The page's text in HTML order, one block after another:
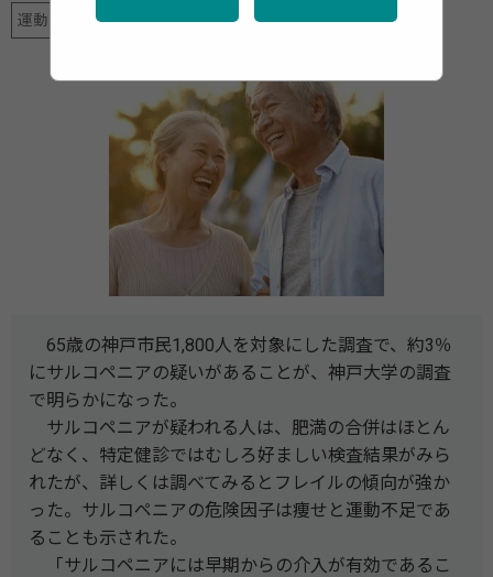
運動
65歳の神戸市民1,800人を対象にした調査で、約3％
にサルコペニアの疑いがあることが、神戸大学の調査
で明らかになった。
サルコペニアが疑われる人は、肥満の合併はほとん
どなく、特定健診ではむしろ好ましい検査結果がみら
れたが、詳しくは調べてみるとフレイルの傾向が強か
った。サルコペニアの危険因子は痩せと運動不足であ
ることも示された。
「サルコペニアには早期からの介入が有効であるこ